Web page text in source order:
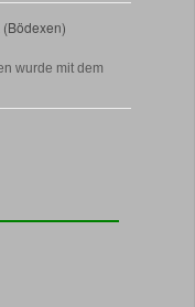
wurde mit dem